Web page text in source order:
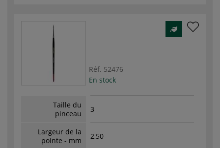
Réf. 52476
En stock
Taille du
pinceau
3
Largeur de la
pointe - mm
2,50